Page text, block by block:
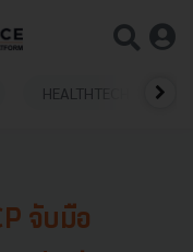
HEALTHTECH
จับมือ